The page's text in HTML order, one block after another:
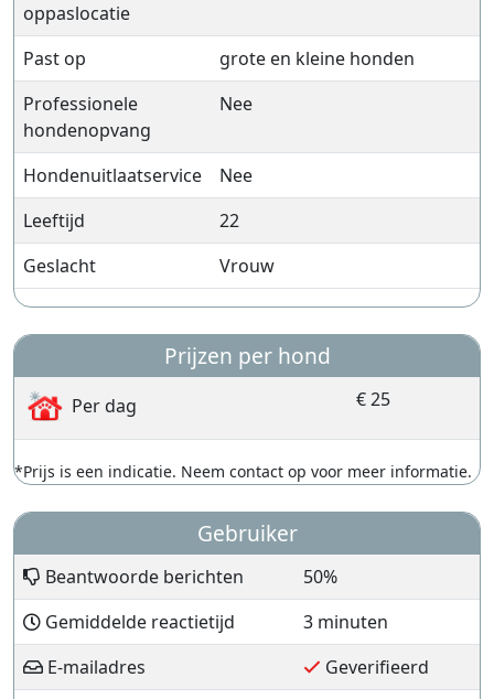
oppaslocatie
Past op
grote en kleine honden
Professionele
hondenopvang
Nee
Hondenuitlaatservice
Nee
Leeftijd
22
Geslacht
Vrouw
Prijzen per hond
Per dag € 25
*Prijs is een indicatie. Neem contact op voor meer informatie.
Gebruiker
Beantwoorde berichten
50%
Gemiddelde reactietijd
3 minuten
E-mailadres
Geverifieerd